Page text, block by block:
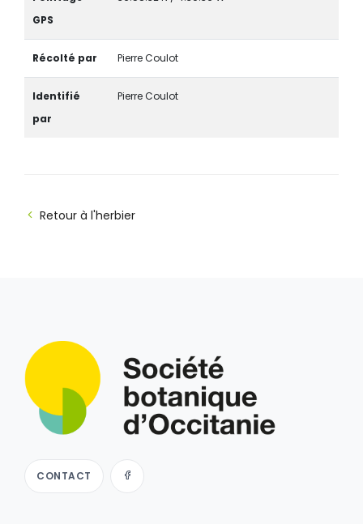
GPS
Récolté par Pierre Coulot
Identifié
par
Pierre Coulot
Retour à l'herbier
CONTACT